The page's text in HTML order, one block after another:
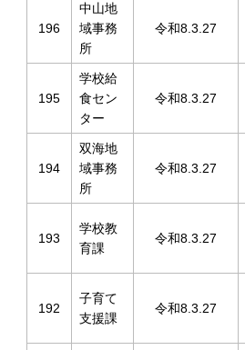
196
中山地
域事務
所
令和8.3.27
195
学校給
食セン
ター
令和8.3.27
194
双海地
域事務
所
令和8.3.27
193
学校教
育課
令和8.3.27
192
子育て
支援課
令和8.3.27